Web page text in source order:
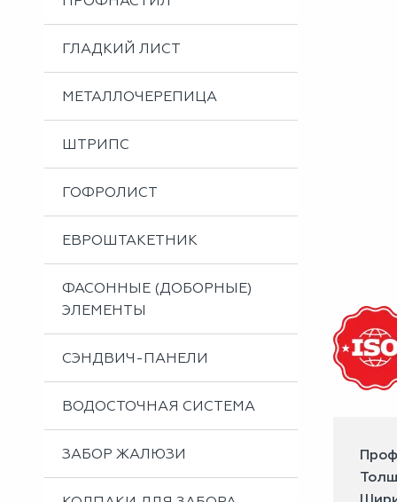
Металлоизделия
Проектирование вентилируемых фасадов
Вальцовка листового металла
ГЛАДКИЙ ЛИСТ
МЕТАЛЛОЧЕРЕПИЦА
ШТРИПС
ГОФРОЛИСТ
ЕВРОШТАКЕТНИК
ФАСОННЫЕ (ДОБОРНЫЕ)
ЭЛЕМЕНТЫ
СЭНДВИЧ-ПАНЕЛИ
ВОДОСТОЧНАЯ СИСТЕМА
ЗАБОР ЖАЛЮЗИ